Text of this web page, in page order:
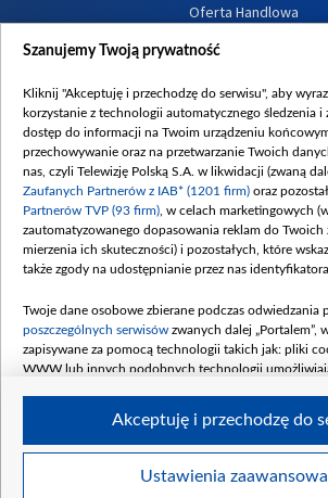
Oferta Handlowa
Dostępność
Procedura zgłoszeń
Szanujemy Twoją prywatność
Kliknij "Akceptuję i przechodzę do serwisu", aby
korzystanie z technologii automatycznego śledzenia i
dostęp do informacji na Twoim urządzeniu
przechowywanie oraz na przetwarzanie Twoich
nas, czyli Telewizję Polską S.A. w likwidacji (zwaną
Zaufanych Partnerów z IAB* (1201 firm) oraz
Partnerów TVP (93 firm) , w celach marketingowych
zautomatyzowanego dopasowania reklam do Twoich
mierzenia ich skuteczności) i pozostałych, które
także zgody na udostępnianie przez nas
Twoje dane osobowe zbierane podczas odwiedzania
poszczególnych serwisów zwanych dalej „Portalem”,
zapisywane za pomocą technologii takich jak: pliki
WWW lub innych podobnych technologii
Twoje dane osobowe zbierane podczas odwiedzania
Ustawienia
Akceptuję i przechodzę do